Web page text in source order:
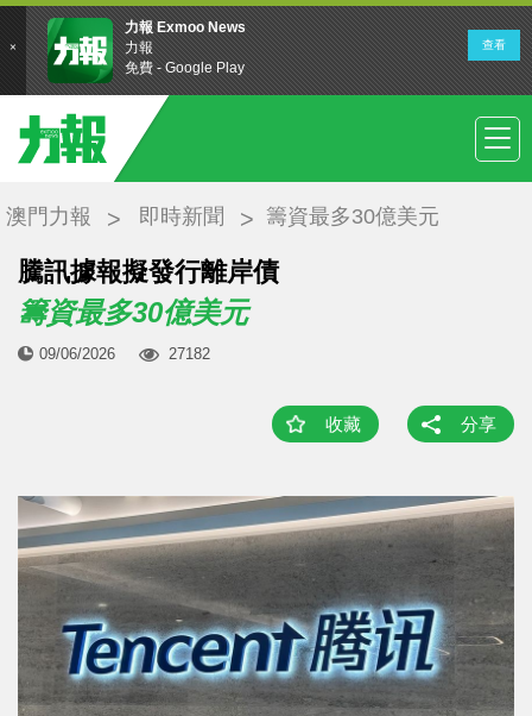
澳門力報 即時新聞 籌資最多30億美元
騰訊據報擬發行離岸債
籌資最多30億美元
09/06/2026 27182
收藏 分享